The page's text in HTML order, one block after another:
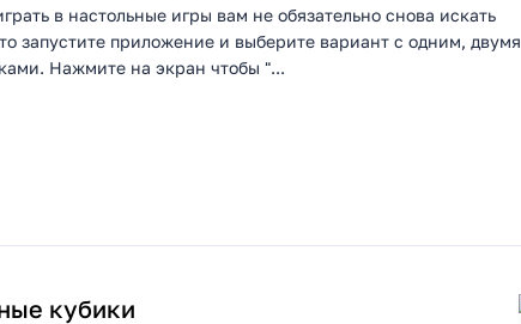
в настольные игры вам не обязательно снова искать
запустите приложение и выберите вариант с одним, двумя
Нажмите на экран чтобы "...
кубики